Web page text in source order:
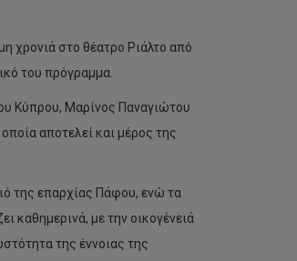
χρονιά στο θέατρο Ριάλτο από
του πρόγραμμα.
Κύπρου, Μαρίνος Παναγιώτου
αποτελεί και μέρος της
της επαρχίας Πάφου, ενώ τα
καθημερινά, με την οικογένειά
της έννοιας της